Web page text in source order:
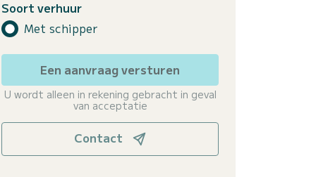
Soort verhuur
Met schipper
Een aanvraag versturen
U wordt alleen in rekening gebracht in geval
van acceptatie
Contact